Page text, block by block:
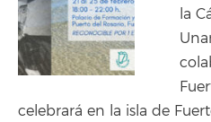
la
celebrará en la isla de